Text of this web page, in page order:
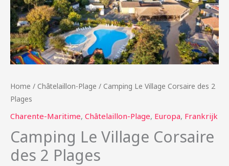
Home / Châtelaillon-Plage / Camping Le Village Corsaire des 2
Plages
Charente-Maritime, Châtelaillon-Plage, Europa, Frankrijk
Camping Le Village Corsaire
des 2 Plages